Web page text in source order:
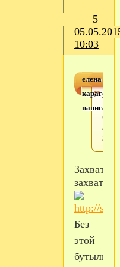
5
10:03
елена
мою
кто
Захватим-
захватим
Без
этой
бутыли